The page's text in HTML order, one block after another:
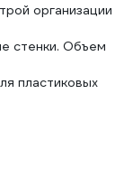
организации
стенки. Объем
пластиковых